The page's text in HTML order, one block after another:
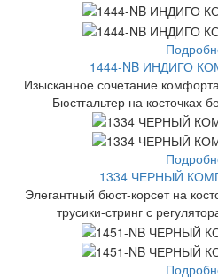
1444-NB ИНДИГО
Изысканное сочетание
Бюстгальтер на косточках
1334 ЧЕРНЫЙ
Элегантный бюст-корсет на
трусики-стринг с